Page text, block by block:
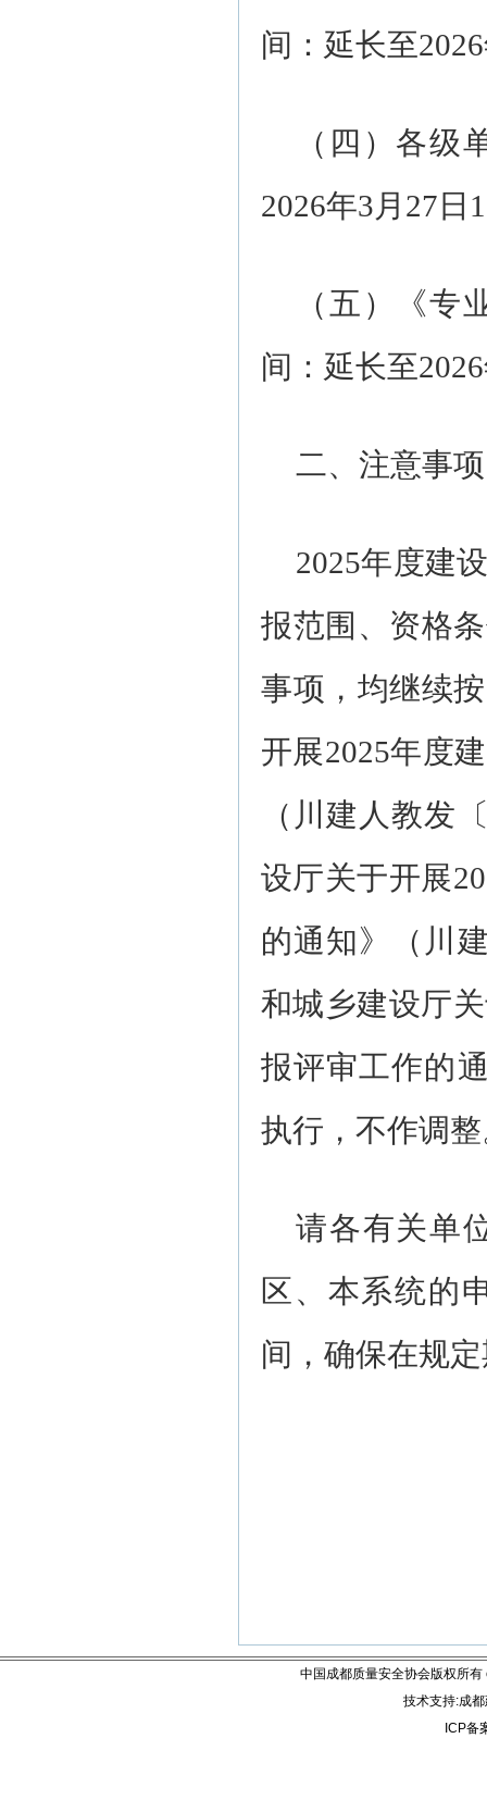
间：延长至
（四）各级
2026年3月27日
（五）《专
间：延长至
二、注意事项
2025年度建
报范围、资格
事项，均继续
开展2025年度
（川建人教发
设厅关于开展
的通知》（川
和城乡建设厅
报评审工作的
执行，不作调
请各有关单
区、本系统的
间，确保在规
中国成都质量安全协会版权所
技术支持:成
ICP备